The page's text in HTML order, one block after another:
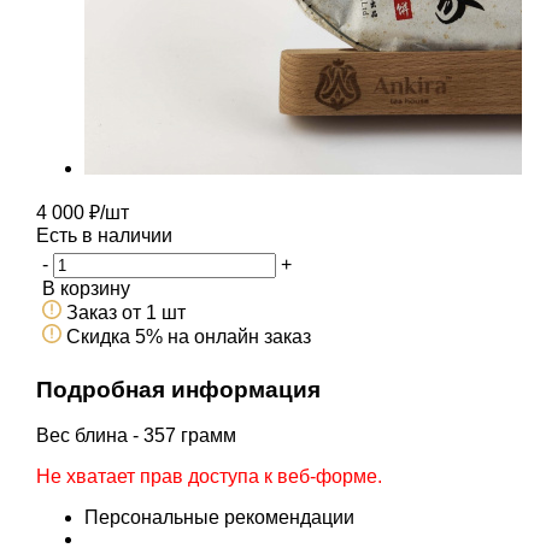
4 000 ₽/шт
Есть в наличии
-
+
В корзину
Заказ от 1 шт
Скидка 5% на онлайн заказ
Подробная информация
Вес блина - 357 грамм
Не хватает прав доступа к веб-форме.
Персональные рекомендации